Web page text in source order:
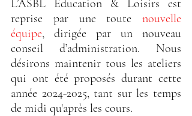
L’ASBL Education & Loisirs est
reprise par une toute nouvelle
équipe, dirigée par un nouveau
conseil d’administration. Nous
désirons maintenir tous les ateliers
qui ont été proposés durant cette
année 2024-2025, tant sur les temps
de midi qu'après les cours.